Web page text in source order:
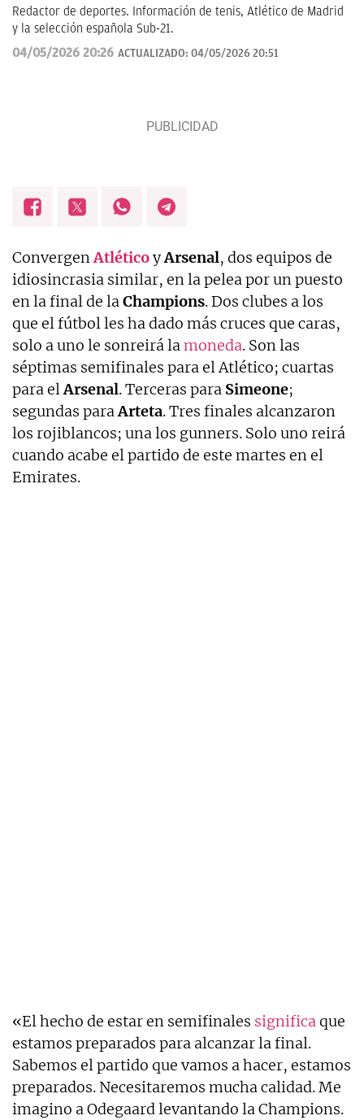
Redactor de deportes. Información de tenis, Atlético de Madrid
y la selección española Sub-21.
04/05/2026 20:26 ACTUALIZADO: 04/05/2026 20:51
ConvergenAtléticoyArsenal, dos equipos de
idiosincrasia similar, en la pelea por un puesto
en la final de laChampions. Dos clubes a los
que el fútbol les ha dado más cruces que caras,
solo a uno le sonreirá lamoneda. Son las
séptimas semifinales para el Atlético; cuartas
para elArsenal. Terceras para Simeone;
segundas paraArteta. Tres finales alcanzaron
los rojiblancos; una los gunners. Solo uno reirá
cuando acabe el partido de este martes en el
Emirates.
«El hecho de estar en semifinales significaque
estamos preparados para alcanzar la final.
Sabemos el partido que vamos a hacer, estamos
preparados. Necesitaremos mucha calidad. Me
imagino a Odegaard levantando la Champions.